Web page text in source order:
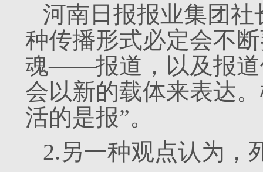
河南日报报业集团
种传播形式必定会不
魂——报道，以及报道
会以新的载体来表达
活的是报”。
2.另一种观点认为，